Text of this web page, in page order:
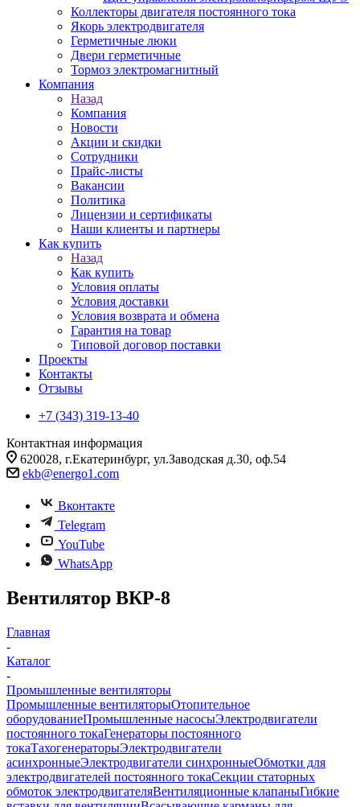
Коллекторы двигателя постоянного тока
Якорь электродвигателя
Герметичные люки
Двери герметичные
Тормоз электромагнитный
Компания
Назад
Компания
Новости
Акции и скидки
Сотрудники
Прайс-листы
Вакансии
Политика
Лицензии и сертификаты
Наши клиенты и партнеры
Как купить
Назад
Как купить
Условия оплаты
Условия доставки
Условия возврата и обмена
Гарантия на товар
Типовой договор поставки
Проекты
Контакты
Отзывы
+7 (343) 319-13-40
Контактная информация
620028, г.Екатеринбург, ул.Заводская д.30, оф.54
ekb@energo1.com
Вконтакте
Telegram
YouTube
WhatsApp
Вентилятор ВКР-8
Главная
-
Каталог
-
Промышленные вентиляторы
Промышленные вентиляторыОтопительное
оборудованиеПромышленные насосыЭлектродвигатели
постоянного токаГенераторы постоянного
токаТахогенераторыЭлектродвигатели
асинхронныеЭлектродвигатели синхронныеОбмотки для
электродвигателей постоянного токаСекции статорных
обмоток электродвигателяВентиляционные клапаныГибкие